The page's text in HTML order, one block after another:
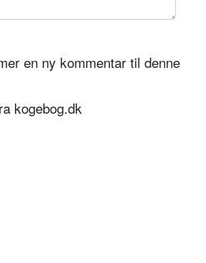
en ny kommentar til denne
kogebog.dk